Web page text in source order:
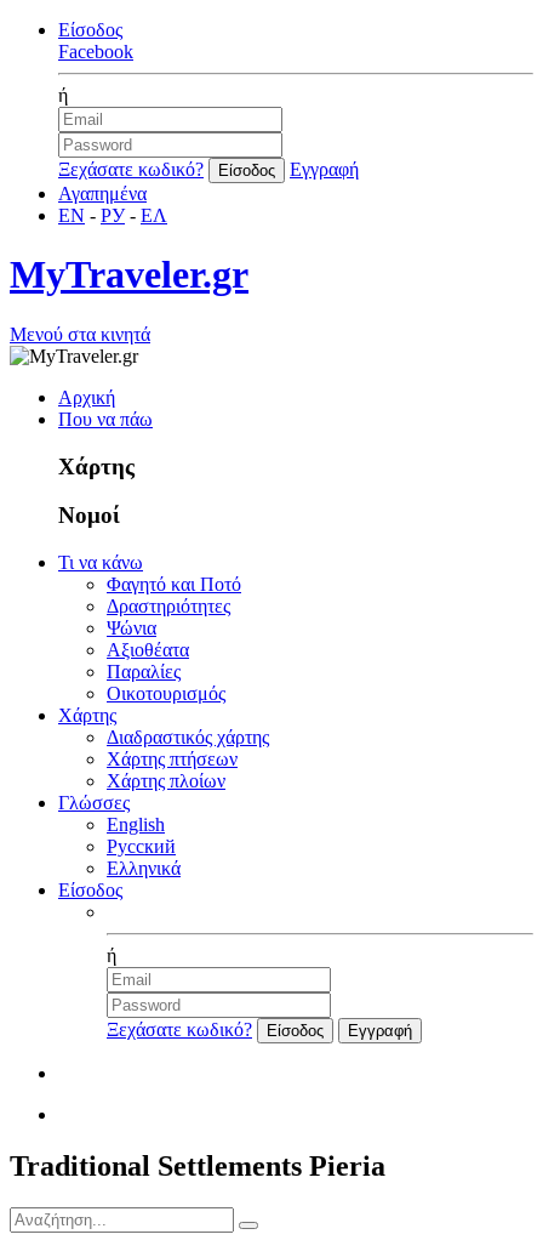
Είσοδος
Facebook
ή
Ξεχάσατε κωδικό?
Εγγραφή
Αγαπημένα
EN - РУ- ΕΛ
MyTraveler.gr
Μενού στα κινητά
Αρχική
Που να πάω
Χάρτης
Νομοί
Τι να κάνω
Φαγητό και Ποτό
Δραστηριότητες
Ψώνια
Αξιοθέατα
Παραλίες
Οικοτουρισμός
Χάρτης
Διαδραστικός χάρτης
Χάρτης πτήσεων
Χάρτης πλοίων
Γλώσσες
English
Русский
Ελληνικά
Είσοδος
ή
Ξεχάσατε κωδικό?
Traditional Settlements Pieria